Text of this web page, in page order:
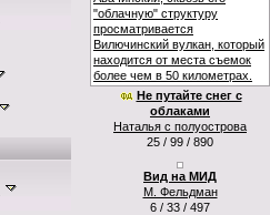
Не путайте снег с
облаками
Наталья с полуострова
25 / 99 / 890
Вид на МИД
М. Фельдман
6 / 33 / 497